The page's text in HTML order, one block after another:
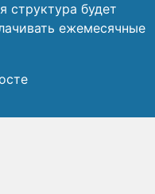
структура будет
ежемесячные